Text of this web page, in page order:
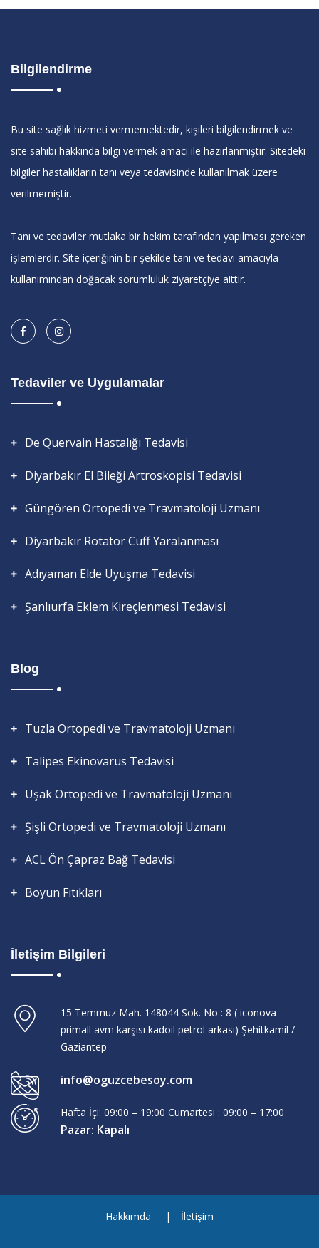
Bilgilendirme
Bu site sağlık hizmeti vermemektedir, kişileri bilgilendirmek ve
site sahibi hakkında bilgi vermek amacı ile hazırlanmıştır. Sitedeki
bilgiler hastalıkların tanı veya tedavisinde kullanılmak üzere
verilmemiştir.
Tanı ve tedaviler mutlaka bir hekim tarafından yapılması gereken
işlemlerdir. Site içeriğinin bir şekilde tanı ve tedavi amacıyla
kullanımından doğacak sorumluluk ziyaretçiye aittir.
Tedaviler ve Uygulamalar
De Quervain Hastalığı Tedavisi
Diyarbakır El Bileği Artroskopisi Tedavisi
Güngören Ortopedi ve Travmatoloji Uzmanı
Diyarbakır Rotator Cuff Yaralanması
Adıyaman Elde Uyuşma Tedavisi
Şanlıurfa Eklem Kireçlenmesi Tedavisi
Blog
Tuzla Ortopedi ve Travmatoloji Uzmanı
Talipes Ekinovarus Tedavisi
Uşak Ortopedi ve Travmatoloji Uzmanı
Şişli Ortopedi ve Travmatoloji Uzmanı
ACL Ön Çapraz Bağ Tedavisi
Boyun Fıtıkları
İletişim Bilgileri
15 Temmuz Mah. 148044 Sok. No : 8 ( iconova-
primall avm karşısı kadoil petrol arkası) Şehitkamil /
Gaziantep
info@oguzcebesoy.com
Hafta İçi: 09:00 – 19:00 Cumartesi : 09:00 – 17:00
Pazar: Kapalı
Hakkımda İletişim